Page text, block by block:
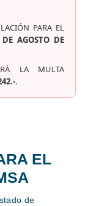
PARA EL
AGOSTO DE
LA MULTA
.
EL
de